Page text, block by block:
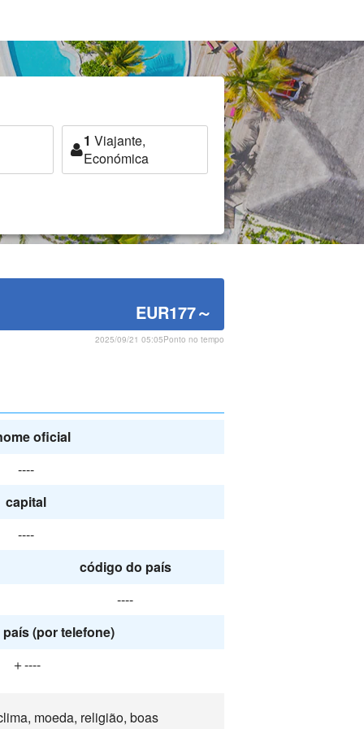
1 Viajante,
Económica
EUR177～
2025/09/21 05:05Ponto no tempo
oficial
----
capital
----
código do país
----
(por telefone)
＋----
moeda, religião, boas